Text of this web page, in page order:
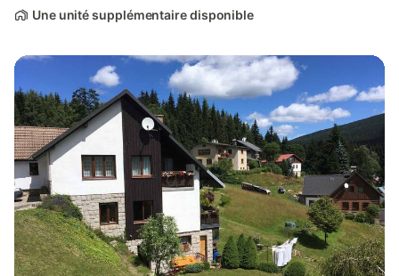
Une unité supplémentaire disponible